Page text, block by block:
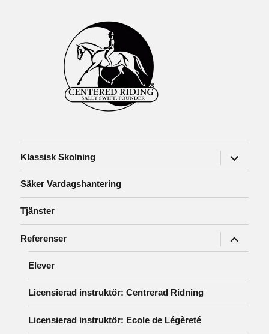
Klassisk Skolning
Säker Vardagshantering
Tjänster
Referenser
Elever
Licensierad instruktör: Centrerad Ridning
Licensierad instruktör: Ecole de Légèreté